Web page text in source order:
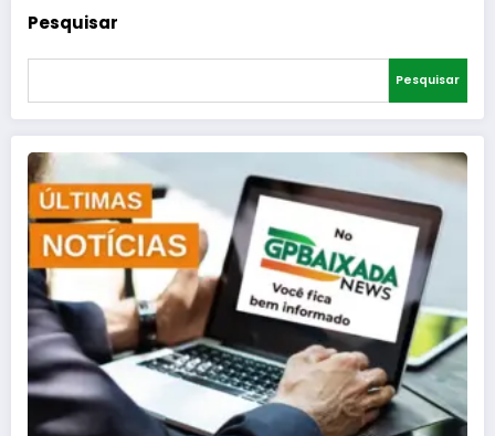
Pesquisar
Pesquisar